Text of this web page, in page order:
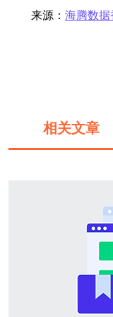
来源： 海腾数据
相关文章